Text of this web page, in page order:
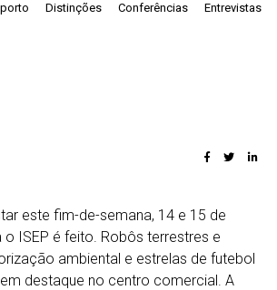
Distinções Conferências Entrevistas
este fim-de-semana, 14 e 15 de
ISEP é feito. Robôs terrestres e
ambiental e estrelas de futebol
destaque no centro comercial. A